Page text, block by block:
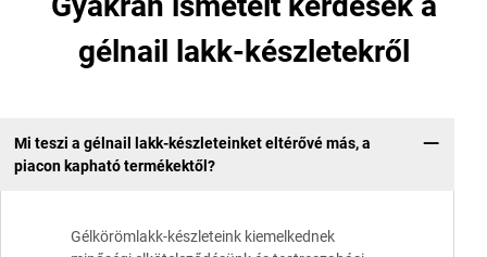
gélnail lakk-készletekről
Mi teszi a gélnail lakk-készleteinket eltérővé más, a
piacon kapható termékektől?
Gélkörömlakk-készleteink kiemelkednek